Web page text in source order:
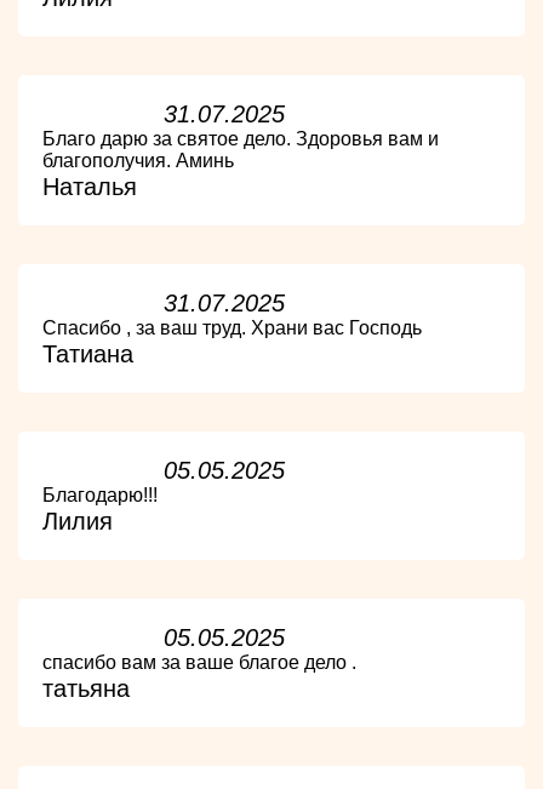
31.07.2025
Благо дарю за святое дело. Здоровья вам и
благополучия. Аминь
Наталья
31.07.2025
Спасибо , за ваш труд. Храни вас Господь
Татиана
05.05.2025
Благодарю!!!
Лилия
05.05.2025
спасибо вам за ваше благое дело .
татьяна